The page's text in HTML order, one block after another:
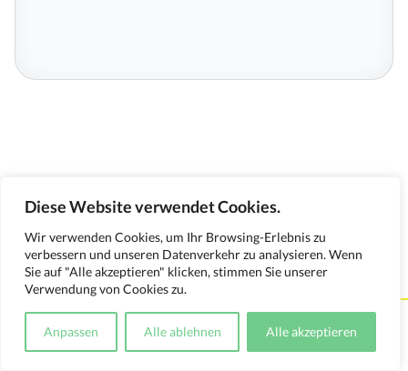
Diese Website verwendet Cookies.
Wir verwenden Cookies, um Ihr Browsing-Erlebnis zu
verbessern und unseren Datenverkehr zu analysieren. Wenn
Sie auf "Alle akzeptieren" klicken, stimmen Sie unserer
Verwendung von Cookies zu.
Anpassen Alle ablehnen Alle akzeptieren
Kontakt Impressum Datenschutzerklärung
Medienverwendungsnachweis